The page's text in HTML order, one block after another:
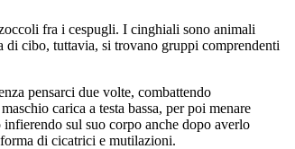
fra i cespugli. I cinghiali sono animali
cibo, tuttavia, si trovano gruppi comprendenti
pensarci due volte, combattendo
carica a testa bassa, per poi menare
infierendo sul suo corpo anche dopo averlo
di cicatrici e mutilazioni.